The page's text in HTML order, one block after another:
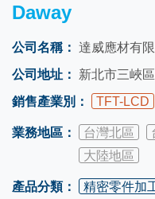
Daway
公司名稱： 達威應材有
公司地址：
新北市三峽
銷售產業別：
TFT-LCD
業務地區： 台灣北區
大陸地區
產品分類： 精密零件加